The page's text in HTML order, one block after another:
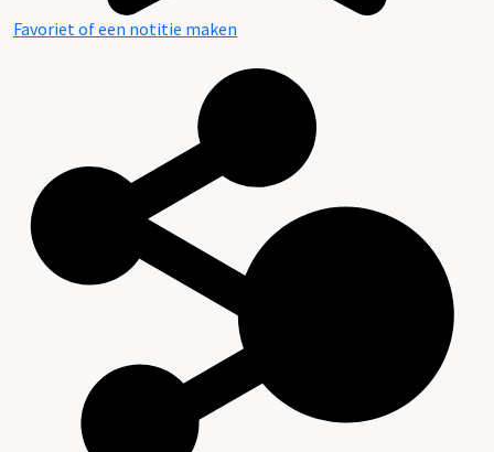
Favoriet of een notitie maken